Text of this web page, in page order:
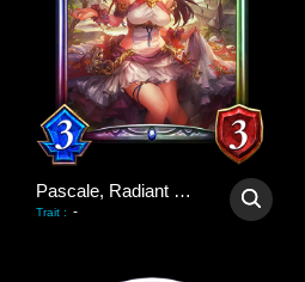
Pascale, Radiant Oracle
Trait : -